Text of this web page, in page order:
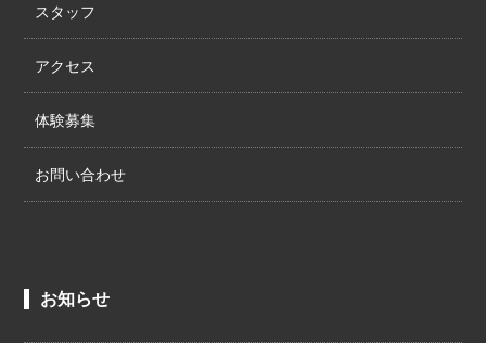
スタッフ
アクセス
体験募集
お問い合わせ
お知らせ